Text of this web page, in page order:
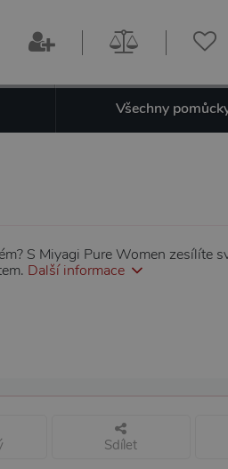
Všechny
S Miyagi Pure Women zesílíte
Další informace
Sdílet